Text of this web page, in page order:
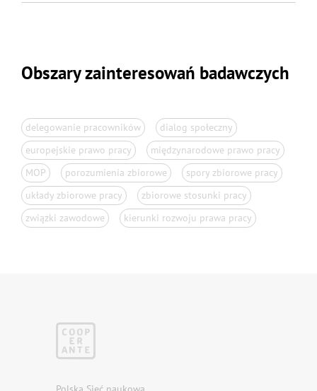
Obszary zainteresowań badawczych
delegowanie pracowników
dialog społeczny
europejskie prawo pracy
międzynarodowe prawo pracy
MOP
porozumienia zbiorowe
spory zbiorowe pracy
układy zbiorowe pracy
zbiorowe stosunki pracy
związki zawodowe
kierunki rozwoju prawa pracy